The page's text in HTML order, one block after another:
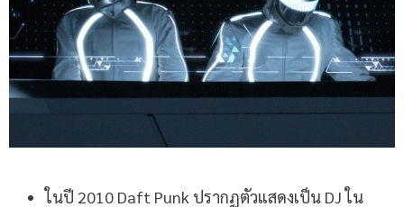
ในปี 2010 Daft Punk ปรากฏตัวแสดงเป็น DJ ใน